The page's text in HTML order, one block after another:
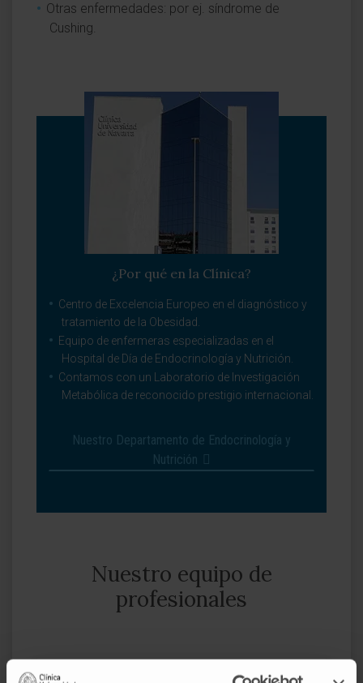
Otras enfermedades: por ej. síndrome de
Cushing.
¿Por qué en la Clínica?
Centro de Excelencia Europeo en el diagnóstico y
tratamiento de la Obesidad.
Equipo de enfermeras especializadas en el
Hospital de Día de Endocrinología y Nutrición.
Contamos con un Laboratorio de Investigación
Metabólica de reconocido prestigio internacional.
Nuestro Departamento de Endocrinología y
Nutrición
Nuestro equipo de
profesionales
Dr. Javier Escalada San Martín